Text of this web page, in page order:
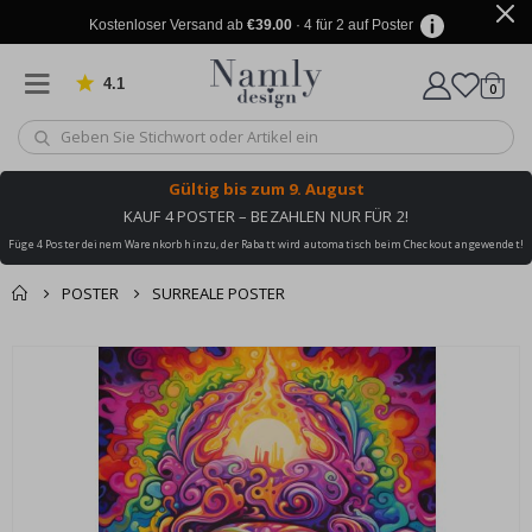
Kostenloser Versand ab €39.00· 4 für 2 auf Poster
4.1 von 1019 Bewertungen
Wagen
0
Gültig bis zum 9. August
KAUF 4 POSTER – BEZAHLEN NUR FÜR 2!
Füge 4 Poster deinem Warenkorb hinzu, der Rabatt wird automatisch beim Checkout angewendet!
POSTER SURREALE POSTER
Sie könnten auch
darunter leiden ✔
Korb
Zur Kasse